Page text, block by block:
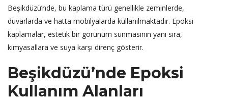
Beşikdüzü’nde, bu kaplama türü genellikle zeminlerde,
duvarlarda ve hatta mobilyalarda kullanılmaktadır. Epoksi
kaplamalar, estetik bir görünüm sunmasının yanı sıra,
kimyasallara ve suya karşı direnç gösterir.
Beşikdüzü’nde Epoksi
Kullanım Alanları